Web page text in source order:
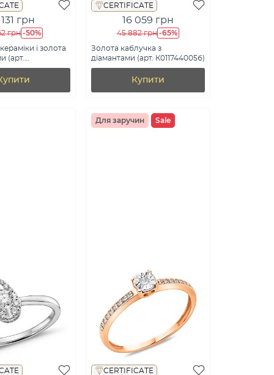
грн
грн -50%
і золота
(арт.
CERTIFICATE
16 059 грн
45 882 грн -65%
Золота каблучка з
діамантами (арт. К011744005б)
Купити
Для заручин Sale
CERTIFICATE